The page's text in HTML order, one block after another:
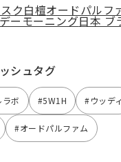
ク白檀オードパルフ
ーモーニング日本 ブ
シュタグ
ボ #5W1H #ウッディ
#オードパルファム